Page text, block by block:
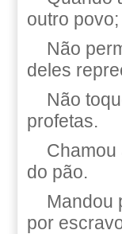
outro povo;
Não
deles
Não
profetas.
Chamou
do pão.
Mandou
por